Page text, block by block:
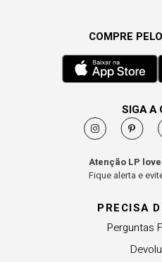
PRECISA
Perguntas
COMPRE
SIGA A
Atenção LP
Fique alerta e